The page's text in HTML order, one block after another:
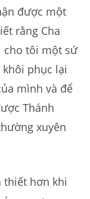
được một
rằng Cha
cho tôi một sứ
phục lại
mình và để
Thánh
xuyên
thiết hơn khi